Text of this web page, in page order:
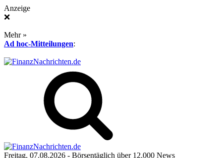
Anzeige
❌
Mehr »
Ad hoc-Mitteilungen:
Freitag, 07.08.2026 - Börsentäglich über 12.000 News